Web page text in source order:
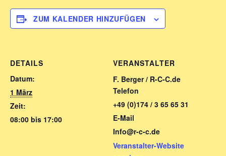
ZUM KALENDER HINZUFÜGEN
DETAILS
Datum:
1 März
Zeit:
08:00 bis 17:00
VERANSTALTER
F. Berger / R-C-C.de
Telefon
+49 (0)174 / 3 65 65 31
E-Mail
Info@r-c-c.de
Veranstalter-Website